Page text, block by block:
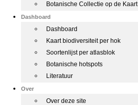
Botanische Collectie op de Kaart
Dashboard
Dashboard
Kaart biodiversiteit per hok
Soortenlijst per atlasblok
Botanische hotspots
Literatuur
Over
Over deze site